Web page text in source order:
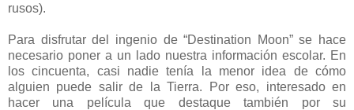
rusos).
Para disfrutar del ingenio de “Destination Moon” se hace
necesario poner a un lado nuestra información escolar. En
los cincuenta, casi nadie tenía la menor idea de cómo
alguien puede salir de la Tierra. Por eso, interesado en
hacer una película que destaque también por su